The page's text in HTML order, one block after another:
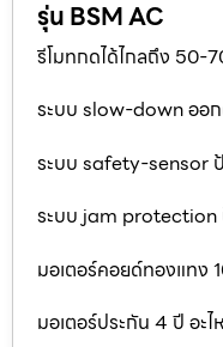
รุ่น BSM AC
รีโมทกดได้ไกลถึง 50-
ระบบ slow-down ออก
ระบบ safety-sensor
ระบบ jam protection
มอเตอร์คอยด์ทองแทง
มอเตอร์ประกัน 4 ปี อะ